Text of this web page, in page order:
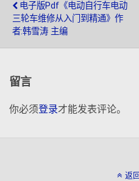
电子版pdf《电动自行车电动
三轮车维修从入门到精通》作
者:韩雪涛 主编
留言
你必须登录才能发表评论。
返